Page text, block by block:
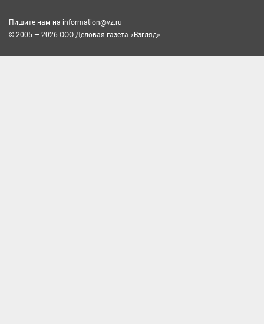
Пишите нам на information@vz.ru
© 2005 — 2026 ООО Деловая газета «Взгляд»